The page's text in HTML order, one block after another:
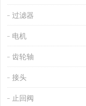
过滤器
电机
齿轮轴
接头
止回阀